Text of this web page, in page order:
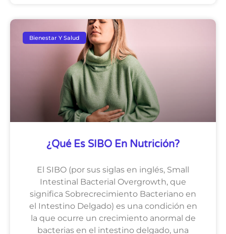
Bienestar Y Salud
¿Qué Es SIBO En Nutrición?
El SIBO (por sus siglas en inglés, Small
Intestinal Bacterial Overgrowth, que
significa Sobrecrecimiento Bacteriano en
el Intestino Delgado) es una condición en
la que ocurre un crecimiento anormal de
bacterias en el intestino delgado, una